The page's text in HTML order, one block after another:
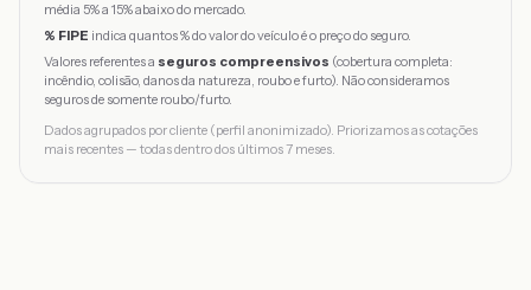
média 5% a 15% abaixo do mercado.
% FIPE indica quantos % do valor do veículo é o preço do seguro.
Valores referentes a seguros compreensivos (cobertura completa:
incêndio, colisão, danos da natureza, roubo e furto). Não consideramos
seguros de somente roubo/furto.
Dados agrupados por cliente (perfil anonimizado). Priorizamos as cotações
mais recentes — todas dentro dos últimos 7 meses.